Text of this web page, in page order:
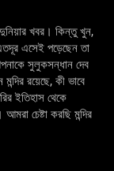
খবর। কিন্তু খুন,
এসেই পড়েছেন তা
সুলুকসন্ধান দেব
রয়েছে, কী ভাবে
ইতিহাস থেকে
চেষ্টা করছি মন্দির